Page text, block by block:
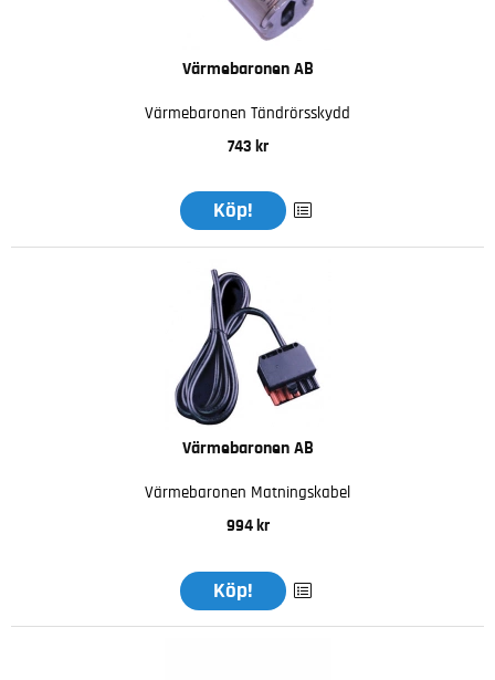
Värmebaronen AB
Värmebaronen Tändrörsskydd
743 kr
Köp!
Värmebaronen AB
Värmebaronen Matningskabel
994 kr
Köp!